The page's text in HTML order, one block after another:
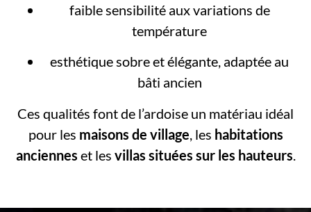
faible sensibilité aux variations de
température
esthétique sobre et élégante, adaptée au
bâti ancien
Ces qualités font de l’ardoise un matériau idéal
pour les maisons de village , les habitations
anciennes et les villas situées sur les hauteurs